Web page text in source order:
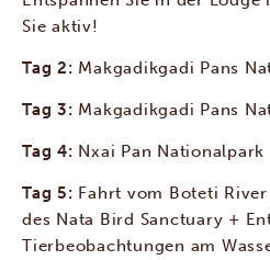
Sie aktiv!
Tag 2: Makgadikgadi Pans
Tag 3: Makgadikgadi Pans
Tag 4: Nxai Pan Nationalpark
Tag 5: Fahrt vom Boteti
des Nata Bird Sanctuary +
Tierbeobachtungen am